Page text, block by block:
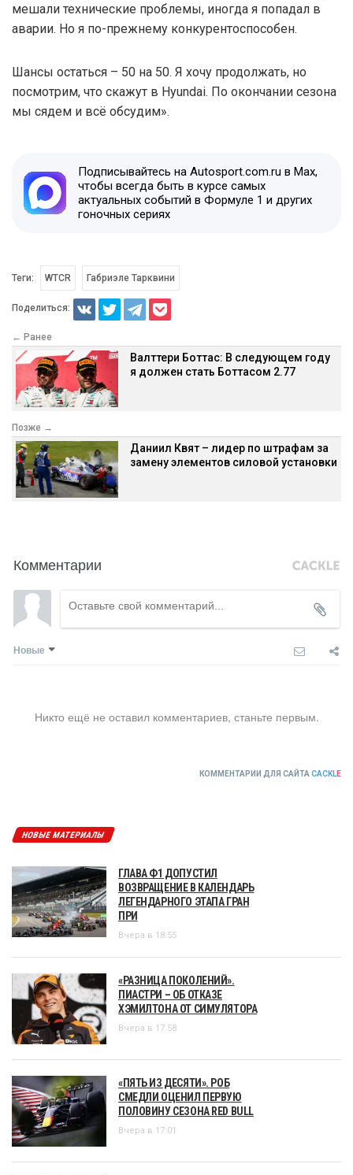
мешали технические проблемы, иногда я попадал в
аварии. Но я по-прежнему конкурентоспособен.
Шансы остаться – 50 на 50. Я хочу продолжать, но
посмотрим, что скажут в Hyundai. По окончании сезона
мы сядем и всё обсудим».
Подписывайтесь на Autosport.com.ru в Max,
чтобы всегда быть в курсе самых
актуальных событий в Формуле 1 и других
гоночных сериях
Теги: WTCR Габриэле Тарквини
Поделиться:
← Ранее
Валттери Боттас: В следующем году
я должен стать Боттасом 2.77
Позже →
Даниил Квят – лидер по штрафам за
замену элементов силовой установки
Комментарии
Новые
Никто ещё не оставил комментариев, станьте первым.
КОММЕНТАРИИ ДЛЯ САЙТА CACKLE
НОВЫЕ МАТЕРИАЛЫ
ГЛАВА Ф1 ДОПУСТИЛ
ВОЗВРАЩЕНИЕ В КАЛЕНДАРЬ
ЛЕГЕНДАРНОГО ЭТАПА ГРАН
ПРИ
Вчера в 18:55
«РАЗНИЦА ПОКОЛЕНИЙ».
ПИАСТРИ – ОБ ОТКАЗЕ
ХЭМИЛТОНА ОТ СИМУЛЯТОРА
Вчера в 17:58
«ПЯТЬ ИЗ ДЕСЯТИ». РОБ
СМЕДЛИ ОЦЕНИЛ ПЕРВУЮ
ПОЛОВИНУ СЕЗОНА RED BULL
Вчера в 17:01